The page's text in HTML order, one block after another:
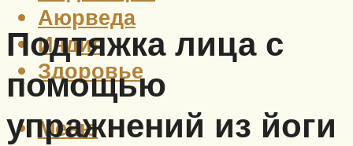
Аюрведа
Индия
Здоровье
Меню
Подтяжка лица с
помощью
упражнений из йоги